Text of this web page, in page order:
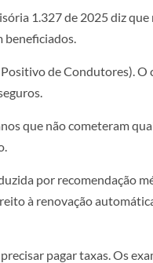
1.327 de 2025 diz
beneficiados.
de Condutores). O
que não cometeram
por recomendação
à renovação
pagar taxas. Os